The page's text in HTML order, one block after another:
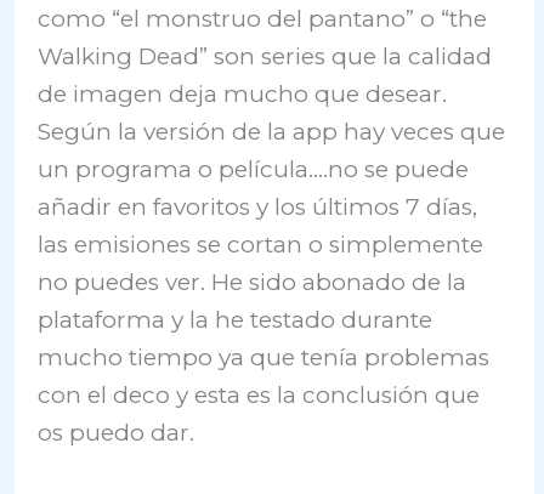
como “el monstruo del pantano” o “the
Walking Dead” son series que la calidad
de imagen deja mucho que desear.
Según la versión de la app hay veces que
un programa o película….no se puede
añadir en favoritos y los últimos 7 días,
las emisiones se cortan o simplemente
no puedes ver. He sido abonado de la
plataforma y la he testado durante
mucho tiempo ya que tenía problemas
con el deco y esta es la conclusión que
os puedo dar.